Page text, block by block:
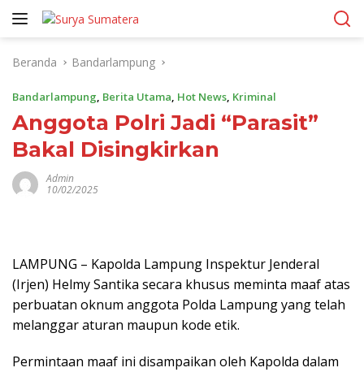
Langsung
Beranda
Bandarlampung
Bandarlampung, Berita Utama, Hot News, Kriminal
Anggota Polri Jadi “Parasit”
Bakal Disingkirkan
Admin
10/02/2025
LAMPUNG – Kapolda Lampung Inspektur Jenderal
(Irjen) Helmy Santika secara khusus meminta maaf atas
perbuatan oknum anggota Polda Lampung yang telah
melanggar aturan maupun kode etik.
Permintaan maaf ini disampaikan oleh Kapolda dalam